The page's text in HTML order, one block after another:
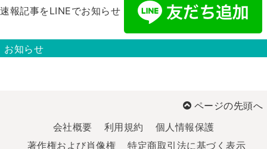
速報記事をLINEでお知らせ
お知らせ
ページの先頭へ
会社概要
利用規約
個人情報保護
著作権および肖像権
特定商取引法に基づく表示